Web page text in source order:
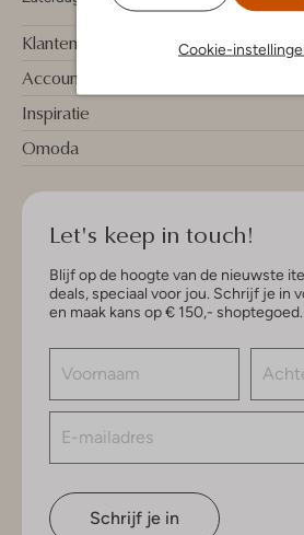
Cookie-
Klantenservice
Account
Inspiratie
Omoda
Let's keep in touch!
Blijf op de hoogte van de nieuwste
deals, speciaal voor jou. Schrijf je in
en maak kans op € 150,- shoptegoed.
Schrijf je in